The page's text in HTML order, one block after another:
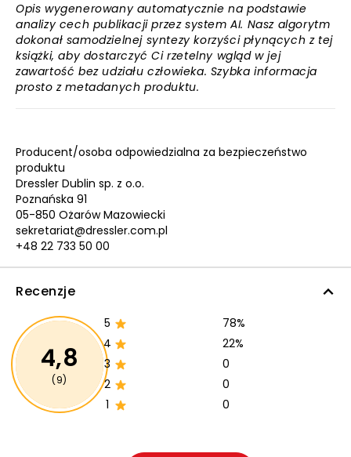
Opis wygenerowany automatycznie na podstawie
analizy cech publikacji przez system AI. Nasz algorytm
dokonał samodzielnej syntezy korzyści płynących z tej
książki, aby dostarczyć Ci rzetelny wgląd w jej
zawartość bez udziału człowieka. Szybka informacja
prosto z metadanych produktu.
Producent/osoba odpowiedzialna za bezpieczeństwo
produktu
Dressler Dublin sp. z o.o.
Poznańska 91
05-850 Ożarów Mazowiecki
sekretariat@dressler.com.pl
+48 22 733 50 00
Recenzje
4,8
(9)
5
78%
4
22%
3
0
2
0
1
0